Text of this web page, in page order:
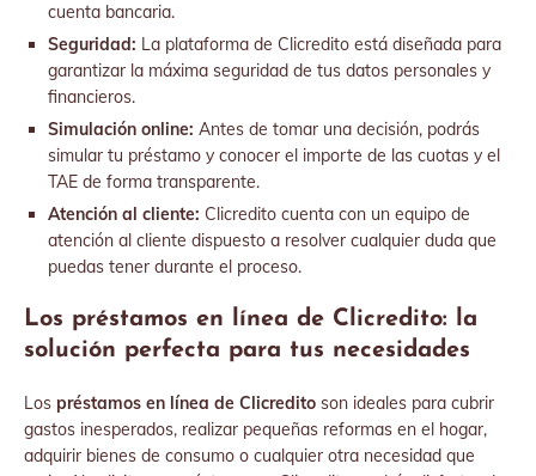
cuenta bancaria.
Seguridad: La plataforma de Clicredito está diseñada para
garantizar la máxima seguridad de tus datos personales y
financieros.
Simulación online: Antes de tomar una decisión, podrás
simular tu préstamo y conocer el importe de las cuotas y el
TAE de forma transparente.
Atención al cliente: Clicredito cuenta con un equipo de
atención al cliente dispuesto a resolver cualquier duda que
puedas tener durante el proceso.
Los préstamos en línea de Clicredito: la
solución perfecta para tus necesidades
Los préstamos en línea de Clicredito son ideales para cubrir
gastos inesperados, realizar pequeñas reformas en el hogar,
adquirir bienes de consumo o cualquier otra necesidad que